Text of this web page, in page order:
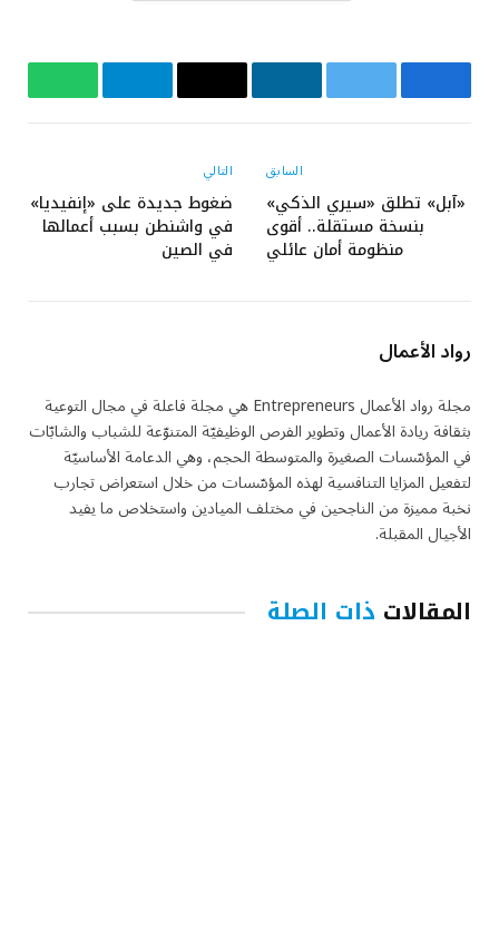
فيسبوكتويتر لينكدإن البريد
تيلقرام واتساب
السابق
«آبل» تطلق «سيري الذكي»
بنسخة مستقلة.. أقوى
منظومة أمان عائلي
التالي
ضغوط جديدة على «إنفيديا»
في واشنطن بسبب أعمالها
في الصين
رواد الأعمال
مجلة رواد الأعمال Entrepreneurs هي مجلة فاعلة في مجال التوعية
بثقافة ريادة الأعمال وتطوير الفرص الوظيفيّة المتنوّعة للشباب والشابّات
في المؤسّسات الصغيرة والمتوسطة الحجم، وهي الدعامة الأساسيّة
لتفعيل المزايا التنافسية لهذه المؤسّسات من خلال استعراض تجارب
نخبة مميزة من الناجحين في مختلف الميادين واستخلاص ما يفيد
الأجيال المقبلة.
المقالات ذات الصلة